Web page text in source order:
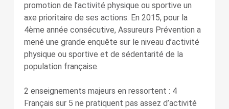
promotion de l’activité physique ou sportive un
axe prioritaire de ses actions. En 2015, pour la
4ème année consécutive, Assureurs Prévention a
mené une grande enquête sur le niveau d’activité
physique ou sportive et de sédentarité de la
population française.
2 enseignements majeurs en ressortent : 4
Français sur 5 ne pratiquent pas assez d’activité